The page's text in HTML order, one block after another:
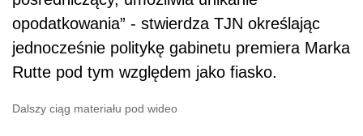
opodatkowania” - stwierdza TJN określając
jednocześnie politykę gabinetu premiera Marka
Rutte pod tym względem jako fiasko.
Dalszy ciąg materiału pod wideo